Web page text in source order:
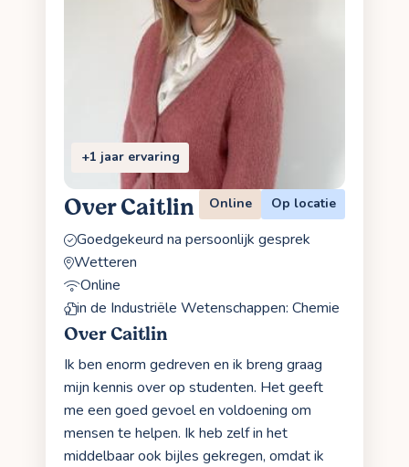
+1 jaar ervaring
Over Caitlin Online Op locatie
Goedgekeurd na persoonlijk gesprek
Wetteren
Online
in de Industriële Wetenschappen: Chemie
Over Caitlin
Ik ben enorm gedreven en ik breng graag
mijn kennis over op studenten. Het geeft
me een goed gevoel en voldoening om
mensen te helpen. Ik heb zelf in het
middelbaar ook bijles gekregen, omdat ik